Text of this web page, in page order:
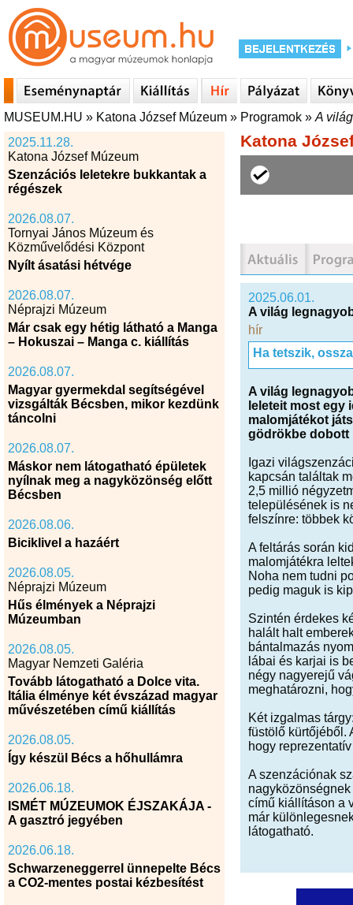
MUSEUM.HU » Katona József Múzeum » Programok » A
2025.11.28.
Katona József Múzeum
Szenzációs leletekre bukkantak a
régészek
2026.08.07.
Tornyai János Múzeum és
Közművelődési Központ
Nyílt ásatási hétvége
2026.08.07.
Néprajzi Múzeum
Már csak egy hétig látható a Manga
– Hokuszai – Manga c. kiállítás
2026.08.07.
Magyar gyermekdal segítségével
vizsgálták Bécsben, mikor kezdünk
táncolni
2026.08.07.
Máskor nem látogatható épületek
nyílnak meg a nagyközönség előtt
Bécsben
2026.08.06.
Biciklivel a hazáért
2026.08.05.
Néprajzi Múzeum
Hűs élmények a Néprajzi
Múzeumban
2026.08.05.
Magyar Nemzeti Galéria
Tovább látogatható a Dolce vita.
Itália élménye két évszázad magyar
művészetében című kiállítás
2026.08.05.
Így készül Bécs a hőhullámra
2026.06.18.
ISMÉT MÚZEUMOK ÉJSZAKÁJA -
A gasztró jegyében
2026.06.18.
Schwarzeneggerrel ünnepelte Bécs
a CO2-mentes postai kézbesítést
Katona
2025.06.01.
A világ
hír
Ha tetszik,
A világ
leleteit most egy
malomjátékot
gödrökbe dobott
Igazi
kapcsán találtak
2,5 millió
településének is
felszínre: többek
A feltárás során
malomjátékra
Noha nem tudni
pedig maguk is
Szintén érdekes
halált halt
bántalmazás
lábai és karjai is
négy nagyerejű
meghatározni,
Két izgalmas
füstölő kürtőjéből.
hogy
A szenzációnak
című kiállításon a
már
látogatható.